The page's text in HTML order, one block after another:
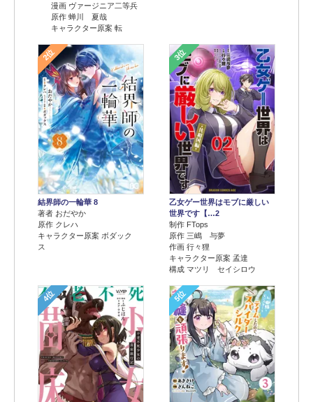
漫画 ヴァージニア二等兵
原作 蝉川 夏哉
キャラクター原案 転
2位
結界師の一輪華 8
著者 おだやか
原作 クレハ
キャラクター原案 ボダック
ス
3位
乙女ゲー世界はモブに厳しい
世界です【…2
制作 FTops
原作 三嶋 与夢
作画 行々狸
キャラクター原案 孟達
構成 マツリ セイシロウ
4位 5位